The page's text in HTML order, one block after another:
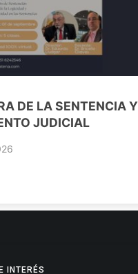
DE LA SENTENCIA Y
JUDICIAL
INTERÉS